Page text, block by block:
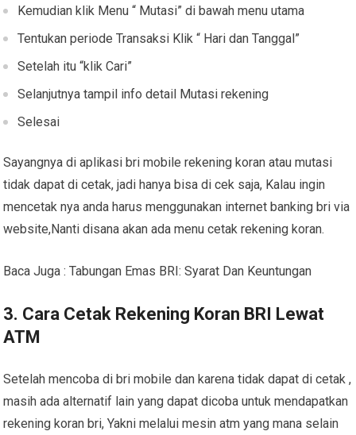
Kemudian klik Menu “ Mutasi” di bawah menu utama
Tentukan periode Transaksi Klik “ Hari dan Tanggal”
Setelah itu “klik Cari”
Selanjutnya tampil info detail Mutasi rekening
Selesai
Sayangnya di aplikasi bri mobile rekening koran atau mutasi
tidak dapat di cetak, jadi hanya bisa di cek saja, Kalau ingin
mencetak nya anda harus menggunakan internet banking bri via
website,Nanti disana akan ada menu cetak rekening koran.
Baca Juga : Tabungan Emas BRI: Syarat Dan Keuntungan
3. Cara Cetak Rekening Koran BRI Lewat
ATM
Setelah mencoba di bri mobile dan karena tidak dapat di cetak ,
masih ada alternatif lain yang dapat dicoba untuk mendapatkan
rekening koran bri, Yakni melalui mesin atm yang mana selain